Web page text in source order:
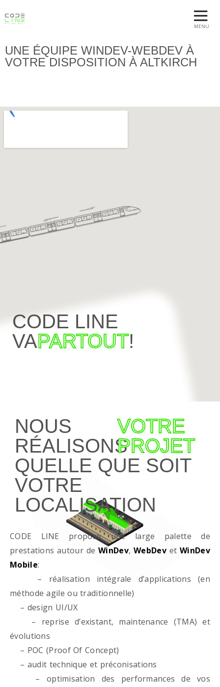
MENU
UNE ÉQUIPE WINDEV-WEBDEV À
VOTRE DISPOSITION À ALTKIRCH
CODE LINE
VAPARTOUT!
NOUS
RÉALISONS
VOTRE
PROJET
QUELLE QUE SOIT
VOTRE
LOCALISATION
CODE LINE propose une large palette de
prestations autour deWinDev,WebDevet WinDev
Mobile:
– réalisation intégrale d’applications (en
méthode agile ou traditionnelle)
– design UI/UX
– reprise d’existant, maintenance (TMA) et
évolutions
– POC (Proof Of Concept)
– audit technique et préconisations
– optimisation des performances de vos